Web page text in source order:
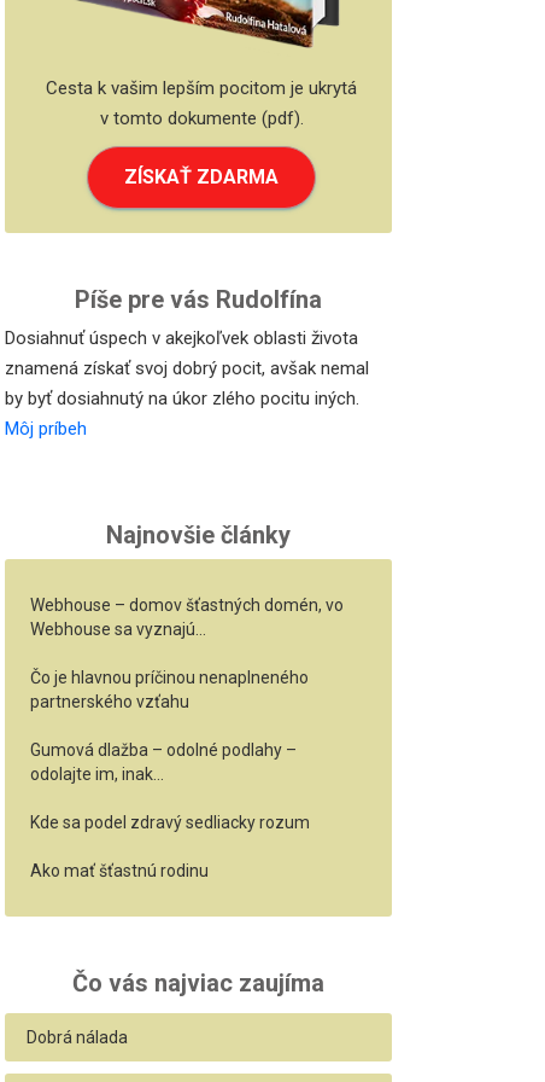
Cesta k vašim lepším pocitom je ukrytá
v tomto dokumente (pdf).
ZÍSKAŤ ZDARMA
Píše pre vás Rudolfína
Dosiahnuť úspech v akejkoľvek oblasti života
znamená získať svoj dobrý pocit, avšak nemal
by byť dosiahnutý na úkor zlého pocitu iných.
Môj príbeh
Najnovšie články
Webhouse – domov šťastných domén, vo
Webhouse sa vyznajú…
Čo je hlavnou príčinou nenaplneného
partnerského vzťahu
Gumová dlažba – odolné podlahy –
odolajte im, inak…
Kde sa podel zdravý sedliacky rozum
Ako mať šťastnú rodinu
Čo vás najviac zaujíma
Dobrá nálada